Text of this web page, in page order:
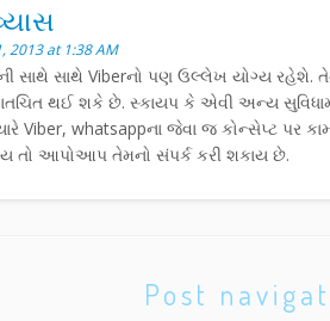
2013 at 1:38 AM
સાથે સાથે Viberનો પણ ઉલ્લેખ યોગ્ય રહેશે.
થઈ શકે છે. સ્કાયપ કે એવી અન્ય
Viber, whatsappના જેવા જ કોન્સેપ્ટ પર
તો આપોઆપ તેમનો સંપર્ક કરી શકાય છે.
Post